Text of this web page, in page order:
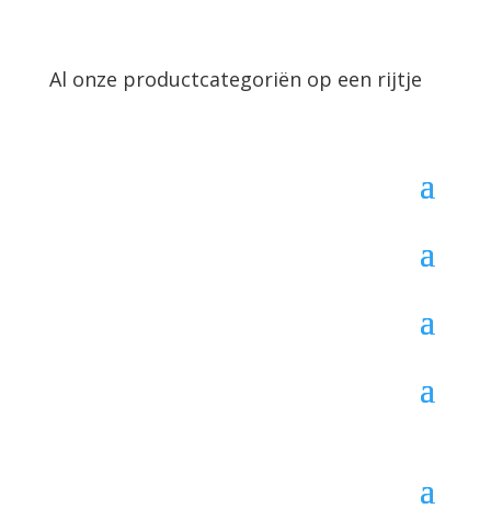
Al onze productcategoriën op een rijtje